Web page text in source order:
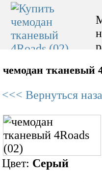
чемодан тканевый
<<< Вернуться
Цвет: Серый